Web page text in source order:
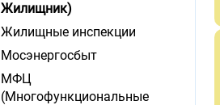
Жилищник)
Жилищные инспекции
Мосэнергосбыт
МФЦ
(Многофункциональные